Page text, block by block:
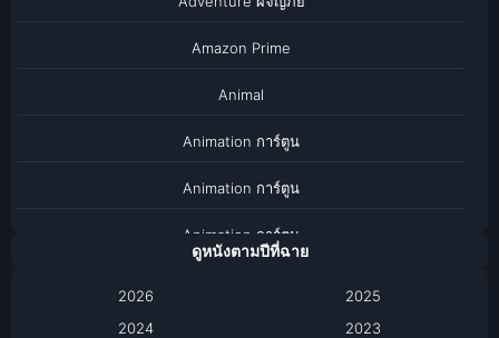
Amazon Prime
Animal
Animation การ์ตูน
Animation การ์ตูน
Animation การ์ตูน
ดูหนังตามปีที่ฉาย
2026
2025
2024
2023